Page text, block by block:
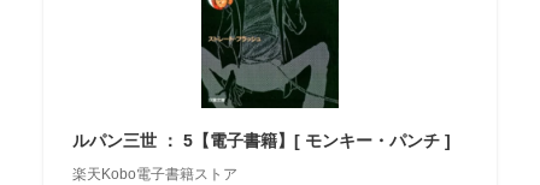
ルパン三世 ： 5【電子書籍】[ モンキー・パンチ ]
楽天Kobo電子書籍ストア